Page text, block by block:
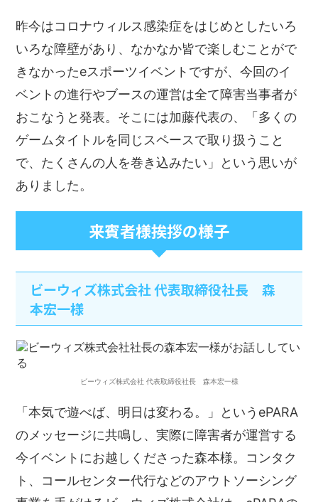
昨今はコロナウィルス感染症をはじめとしたいろ
いろな障壁があり、なかなか皆で楽しむことがで
きなかったeスポーツイベントですが、今回のイ
ベントの進行やブースの運営は全て障害当事者が
おこなうと発表。そこには加藤代表の、「多くの
ゲームタイトルを同じスペースで取り扱うこと
で、たくさんの人を巻き込みたい」という思いが
ありました。
来賓者様挨拶の様子
ビーウィズ株式会社 代表取締役社長 森
本宏一様
ビーウィズ株式会社 代表取締役社長 森本宏一様
「本気で遊べば、明日は変わる。」というePARA
のメッセージに共鳴し、実際に障害者が運営する
今イベントにお越しくださった森本様。コンタク
ト、コールセンター代行などのアウトソーシング